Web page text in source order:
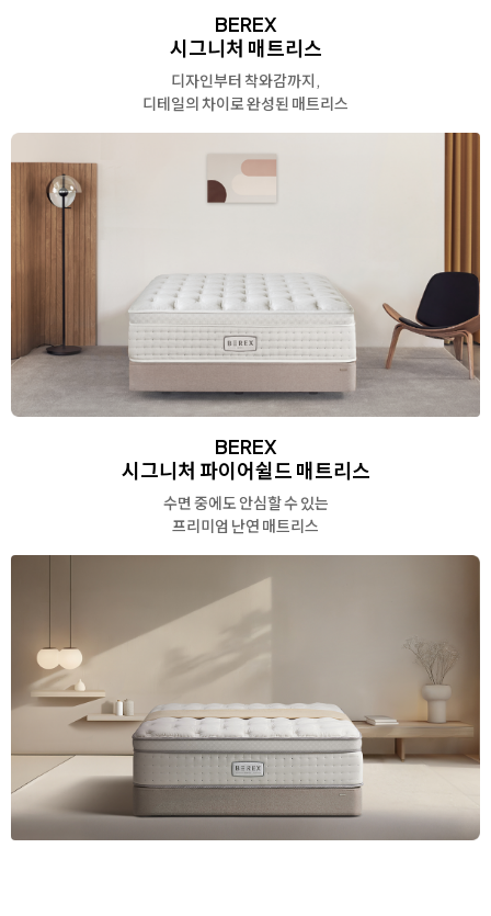
BEREX
시그니처 매트리스
디자인부터 착와감까지,
디테일의 차이로 완성된 매트리스
BEREX
시그니처 파이어쉴드 매트리스
수면 중에도 안심할 수 있는
프리미엄 난연 매트리스